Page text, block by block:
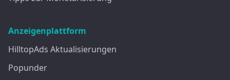
Anzeigenplattform
HilltopAds Aktualisierungen
Popunder